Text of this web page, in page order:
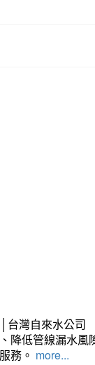
台灣自來水公司
降低管線漏水
務。 more...